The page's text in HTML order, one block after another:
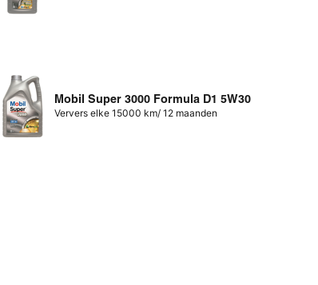
Mobil Super 3000 Formula D1 5W30
Ververs elke 15000 km/ 12 maanden